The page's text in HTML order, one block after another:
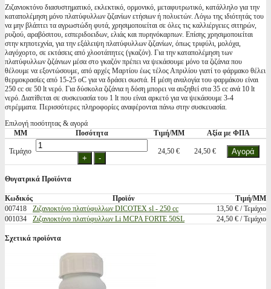
Ζιζανιοκτόνο διασυστηματικό, εκλεκτικό, ορμονικό, μεταφυτρωτικό, κατάλληλο για την
καταπολέμηση μόνο πλατύφυλλων ζιζανίων ετήσιων ή πολυετών. Λόγω της ιδιότητάς του
να μην βλάπτει τα αγρωστώδη φυτά, χρησιμοποιείται σε όλες τις καλλιέργειες σιτηρών,
ρυζιού, αραβόσιτου, εσπεριδοειδων, ελιάς και πυρηνόκαρπων. Επίσης χρησιμοποιείται
στην κηποτεχνία, για την εξάλειψη πλατύφυλλων ζιζανίων, όπως τριφύλι, μολόχα,
λαγόχορτο, σε εκτάσεις από χλοοτάπητες (γκαζόν). Για την καταπολέμηση των
πλατύφυλλων ζιζάνιων μέσα στο γκαζόν πρέπει να ψεκάσουμε μόνο τα ζιζάνια που
θέλουμε να εξoντώσουμε, από αρχές Μαρτίου έως τέλος Απριλίου γιατί το φάρμακο θέλει
θερμοκρασίες από 15-25 οC για να δράσει σωστά. Η μέση αναλογία του φαρμάκου είναι
250 cc σε 50 lt νερό. Για δύσκολα ζιζάνια η δόση μπορει να αυξηθεί στα 35 cc ανά 10 lt
νερό. Διατίθεται σε συσκευασία του 1 lt που είναι αρκετό για να ψεκάσουμε 3-4
στρέμματα. Περισσότερες πληροφορίες αναφέρονται πάνω στην συσκευασία.
Επιλογή ποσότητας & αγορά
ΜΜ
Ποσότητα Τιμή/ΜΜ Αξία με ΦΠΑ
Τεμάχιο 24,50 € 24,50 €
Θυγατρικά Προϊόντα
Κωδικός Προϊόν
Τιμή/ΜΜ
007418
Ζιζανιοκτόνο πλατύφυλλων DICOTEX sl - 250 cc
13,50 € / Τεμάχιο
001034
Ζιζανιοκτόνο πλατύφυλλων Li MCPA FORTE 50SL 24,50 € / Τεμάχιο
Σχετικά προϊόντα